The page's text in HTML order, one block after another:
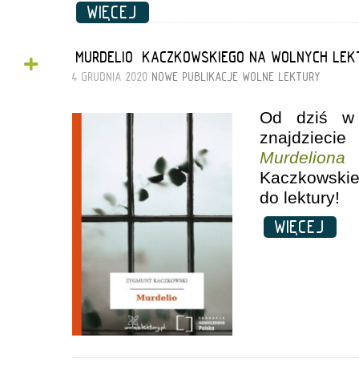
WIĘCEJ
+ „MURDELIO” KACZKOWSKIEGO NA WOLNYCH
4 GRUDNIA 2020 NOWE PUBLIKACJE WOLNE LEKTURY
Od dziś
Murdeliona
do lektury!
WIĘCEJ